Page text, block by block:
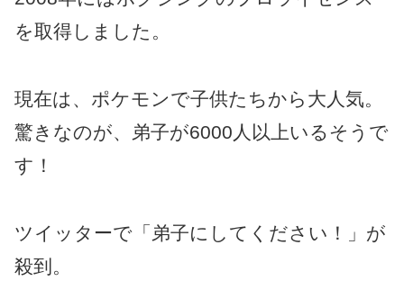
を取得しました。
現在は、ポケモンで子供たちから大人気。
驚きなのが、弟子が6000人以上いるそうで
す！
ツイッターで「弟子にしてください！」が
殺到。